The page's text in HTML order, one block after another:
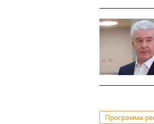
Программа